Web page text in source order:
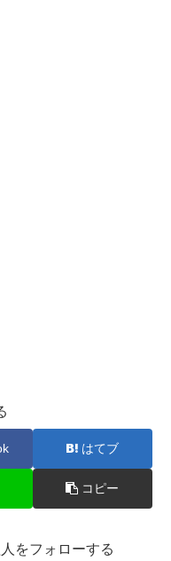
はてブ
コピー
をフォローする